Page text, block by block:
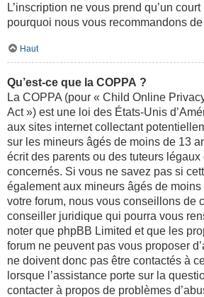
L’inscription ne vous prend qu’un court
pourquoi nous vous recommandons
Haut
Qu’est-ce que la COPPA ?
La COPPA (pour « Child Online
Act ») est une loi des États-Unis
aux sites internet collectant
sur les mineurs âgés de moins de 13
écrit des parents ou des tuteurs légaux
concernés. Si vous ne savez pas si
également aux mineurs âgés de
votre forum, nous vous conseillons de
conseiller juridique qui pourra vous
noter que phpBB Limited et que les
forum ne peuvent pas vous proposer
ne doivent donc pas être contactés à
lorsque l’assistance porte sur la
contacter à propos de problèmes